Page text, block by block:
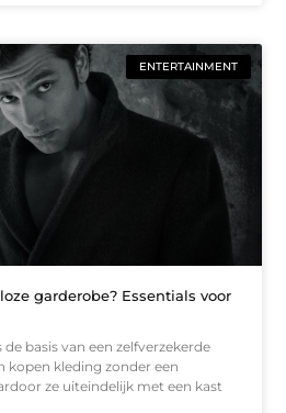
ENTERTAINMENT
garderobe? Essentials voor
basis van een zelfverzekerde
kopen kleding zonder een
ze uiteindelijk met een kast